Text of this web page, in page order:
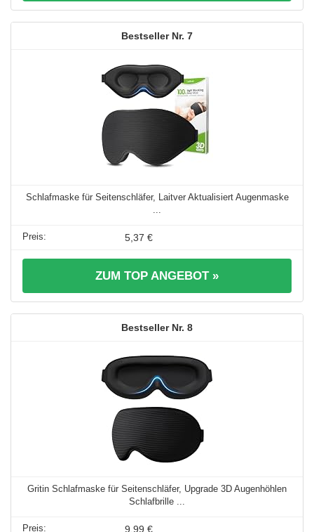
7
Schlafmaske für Seitenschläfer, Laitver Aktualisiert Augenmaske
5,37 €
ZUM TOP ANGEBOT »
8
Gritin Schlafmaske für Seitenschläfer, Upgrade 3D Augenhöhlen
Schlafbrille ...
9,99 €